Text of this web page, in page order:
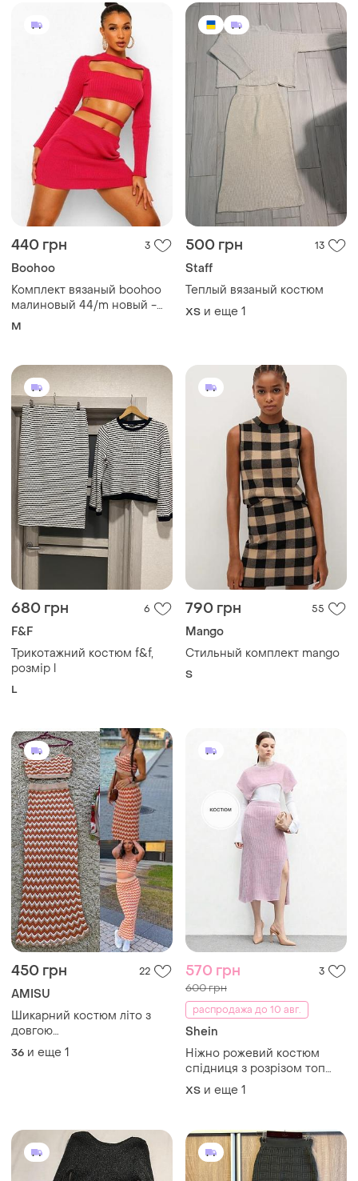
440 грн 3
Boohoo
Комплект вязаный boohoo
малиновый 44/m новый -
топ и юбка
M
500 грн 13
Staff
Теплый вязаный костюм
ХS и еще 1
680 грн 6
F&F
Трикотажний костюм f&f,
розмір l
L
790 грн 55
Mango
Стильный комплект mango
S
450 грн 22
AMISU
Шикарний костюм літо з
довгою
спідницею,amisu,p.36-38
36 и еще 1
570 грн 3
600 грн
распродажа до 10 авг.
Shein
Ніжно рожевий костюм
спідниця з розрізом топ
в'язаний
ХS и еще 1